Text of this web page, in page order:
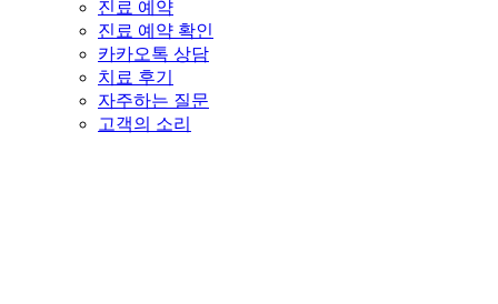
진료 예약
진료 예약 확인
카카오톡 상담
치료 후기
자주하는 질문
고객의 소리